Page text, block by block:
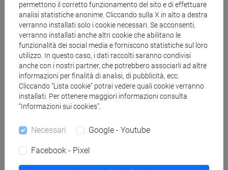
[FM10] ANTROPOLOGIA CULTURALE,
ETNOLOGIA, ETNOLINGUISTICA - Laurea
magistrale (DM270)
antropologia dell'asia
[LM20] LINGUE E CIVILTÀ DELL'ASIA E
DELL'AFRICA MEDITERRANEA - Laurea
magistrale (DM270)
vicino e medio oriente
Insegnamenti mutuati
ESERCITAZIONI 1A DI NARRAZIONI E
permettono il corretto funzionamento del sito e di effettuare
analisi statistiche anonime. Cliccando sulla X in alto a destra
verranno installati solo i cookie necessari. Se acconsenti,
verranno installati anche altri cookie che abilitano le
funzionalità dei social media e forniscono statistiche sul loro
utilizzo. In questo caso, i dati raccolti saranno condivisi
anche con i nostri partner, che potrebbero associarli ad altre
informazioni per finalità di analisi, di pubblicità, ecc.
Cliccando “Lista cookie” potrai vedere quali cookie verranno
installati. Per ottenere maggiori informazioni consulta
“Informazioni sui cookies”.
Necessari Google - Youtube
Facebook - Pixel